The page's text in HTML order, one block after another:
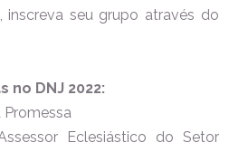
inscreva seu grupo através do
no DNJ 2022:
Promessa
Eclesiástico do Setor